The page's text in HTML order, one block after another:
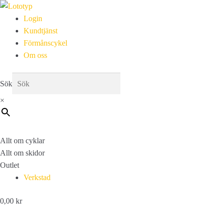
Login
Kundtjänst
Förmånscykel
Om oss
Sök
×
Allt om cyklar
Allt om skidor
Outlet
Verkstad
0,00 kr